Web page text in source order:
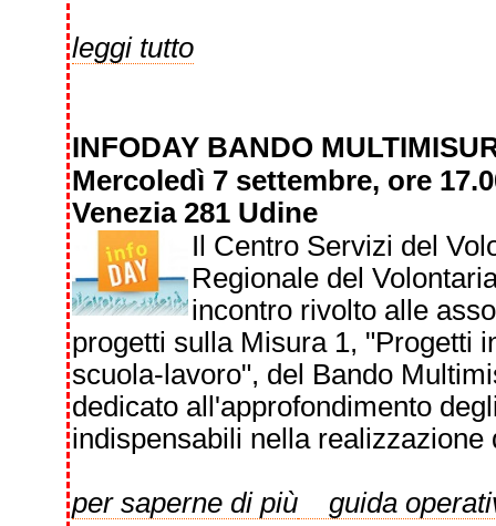
leggi tutto
INFODAY BANDO
Mercoledì 7 settembre, ore
Venezia 281 Udine
Il Centro Servizi del
Regionale del
incontro rivolto alle
progetti sulla Misura 1, "Progetti
scuola-lavoro", del Bando
dedicato all'approfondimento
indispensabili nella
per saperne di piùguida